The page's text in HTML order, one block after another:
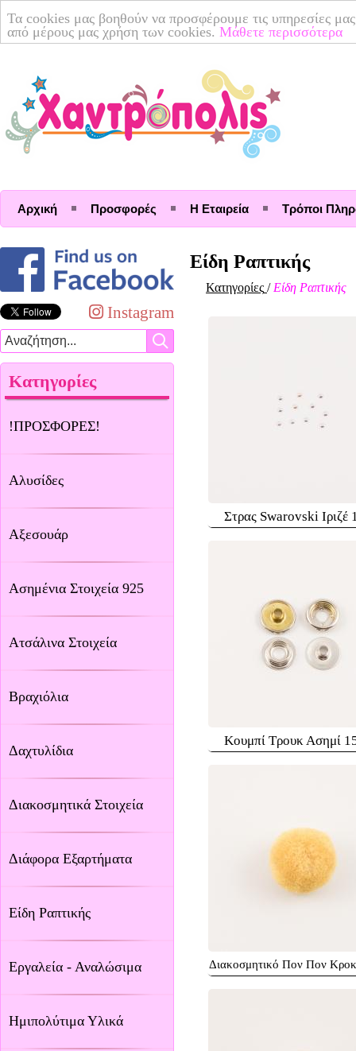
Τα cookies μας βοηθούν να προσφέρουμε τις υπηρεσίες
από μέρους μας χρήση των cookies. Μάθετε περισσότερα
Αρχική Προσφορές Η Εταιρεία Τρόποι
Instagram
Κατηγορίες
!ΠΡΟΣΦΟΡΕΣ!
Αλυσίδες
Αξεσουάρ
Ασημένια Στοιχεία 925
Ατσάλινα Στοιχεία
Βραχιόλια
Δαχτυλίδια
Διακοσμητικά Στοιχεία
Διάφορα Εξαρτήματα
Είδη Ραπτικής
Εργαλεία - Αναλώσιμα
Ημιπολύτιμα Υλικά
Είδη Ραπτικής
Κατηγορίες / Είδη Ραπτικής
Στρας Swarovski Ιριζέ
Κουμπί Τρουκ Ασημί
Διακοσμητικό Πον Πον